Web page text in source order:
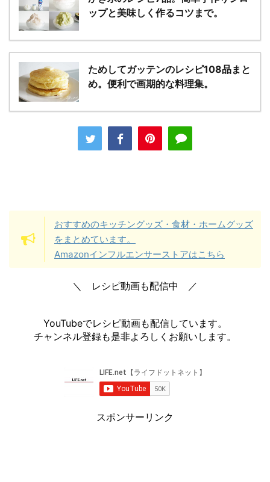
ップと美味しく作るコツまで。
ためしてガッテンのレシピ108品まと
め。便利で画期的な料理集。
おすすめのキッチングッズ・食材・ホームグッズ
をまとめています。
Amazonインフルエンサーストアはこちら
＼ レシピ動画も配信中 ／
YouTubeでレシピ動画も配信しています。
チャンネル登録も是非よろしくお願いします。
スポンサーリンク